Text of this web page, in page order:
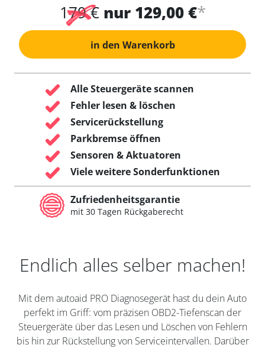
179 € nur 129,00 €*
in den Warenkorb
Alle Steuergeräte scannen
Fehler lesen & löschen
Servicerückstellung
Parkbremse öffnen
Sensoren & Aktuatoren
Viele weitere Sonderfunktionen
Zufriedenheitsgarantie
mit 30 Tagen Rückgaberecht
Endlich alles selber machen!
Mit dem autoaid PRO Diagnosegerät hast du dein Auto
perfekt im Griff: vom präzisen OBD2-Tiefenscan der
Steuergeräte über das Lesen und Löschen von Fehlern
bis hin zur Rückstellung von Serviceintervallen. Darüber